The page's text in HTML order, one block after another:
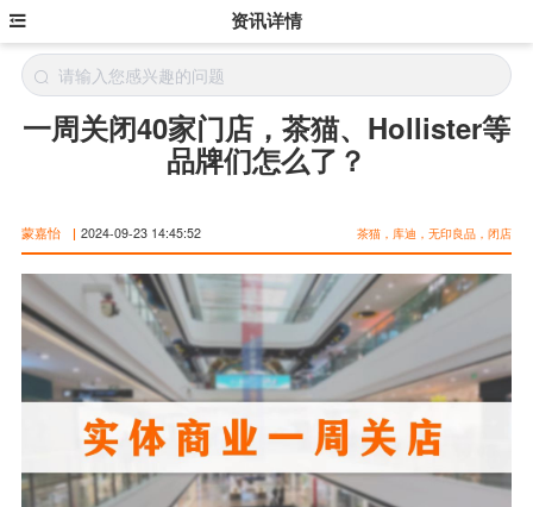
资讯详情
一周关闭40家门店，茶猫、Hollister等
品牌们怎么了？
蒙嘉怡 | 2024-09-23 14:45:52 茶猫，库迪，无印良品，闭店